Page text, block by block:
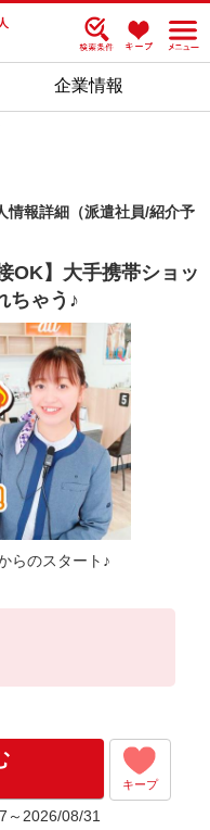
企業情報
情報詳細（派遣社員/紹介予
】大手携帯ショッ
ちゃう♪
らのスタート♪
)
キープ
～2026/08/31